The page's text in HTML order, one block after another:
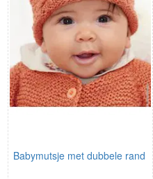
Babymutsje met dubbele rand